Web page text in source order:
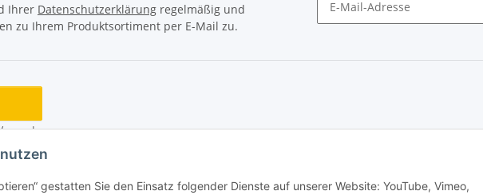
gestatten Sie den Einsatz folgender Dienste auf unserer Website: YouTube, Vimeo,
Ihrer Datenschutzerklärung regelmäßig und
zu Ihrem Produktsortiment per E-Mail zu.